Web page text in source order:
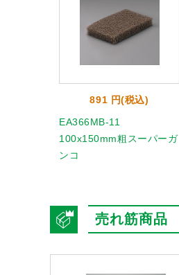
891 円(税込)
EA366MB-11
100x150mm粗スーパーガ
ンコ
売れ筋商品